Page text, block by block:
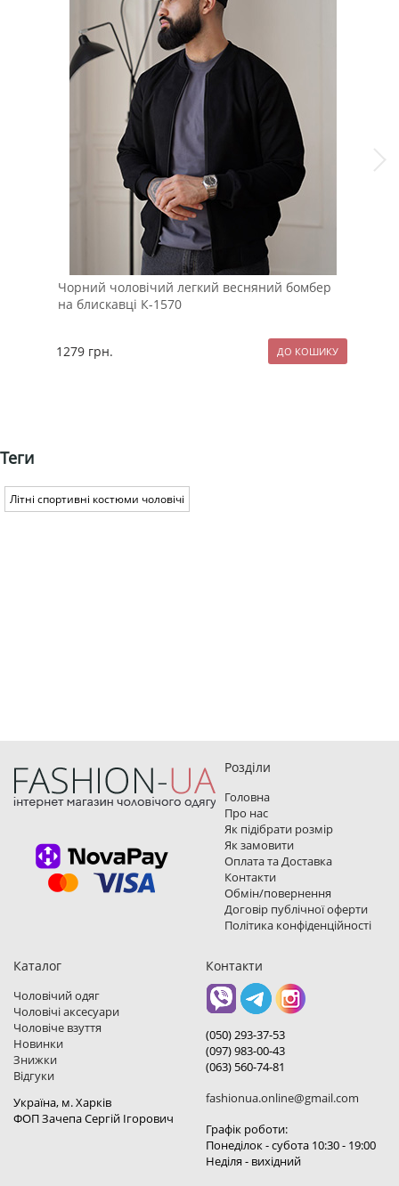
Чорний чоловічий легкий весняний бомбер
на блискавці К-1570
1279 грн.
Теги
Літні спортивні костюми чоловічі
Розділи
Головна
Про нас
Як підібрати розмір
Як замовити
Оплата та Доставка
Контакти
Обмін/повернення
Договір публічної оферти
Політика конфіденційності
Каталог
Чоловічий одяг
Чоловічі аксесуари
Чоловіче взуття
Новинки
Знижки
Відгуки
Україна, м. Харкiв
ФОП Зачепа Сергій Ігорович
Контакти
(050) 293-37-53
(097) 983-00-43
(063) 560-74-81
fashionua.online@gmail.com
Графік роботи:
Понеділок - субота 10:30 - 19:00
Неділя - вихідний